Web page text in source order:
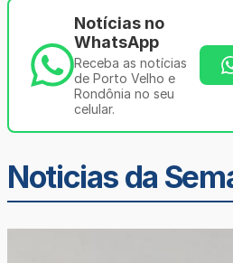
Notícias no
WhatsApp
Receba as notícias
de Porto Velho e
Rondônia no seu
celular.
Noticias da